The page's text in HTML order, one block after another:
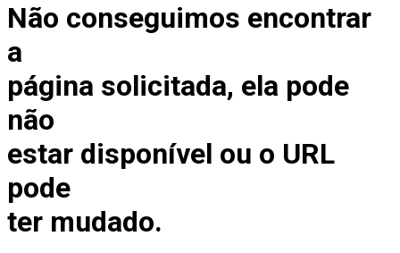
Não conseguimos encontrar
a
página solicitada, ela pode
não
estar disponível ou o URL
pode
ter mudado.